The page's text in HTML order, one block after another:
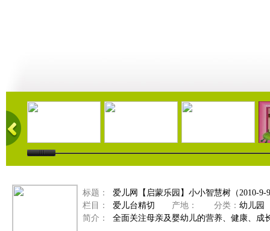
21:58 01:43 02:58
标题：
爱儿网【启蒙乐园】小小智慧树（2010-9-
栏目：
爱儿台精切 产地： 分类： 幼儿园
简介：
全面关注母亲及婴幼儿的营养、健康、成